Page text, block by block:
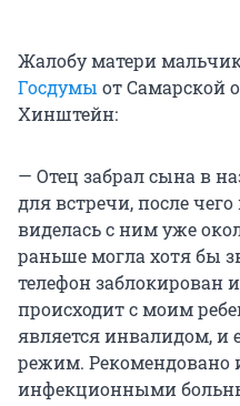
Жалобу матери
Госдумы от Самарской
Хинштейн:
— Отец забрал сына в
для встречи, после
виделась с ним уже
раньше могла хотя бы
телефон заблокирован
происходит с моим
является инвалидом, и
режим. Рекомендовано
инфекционными